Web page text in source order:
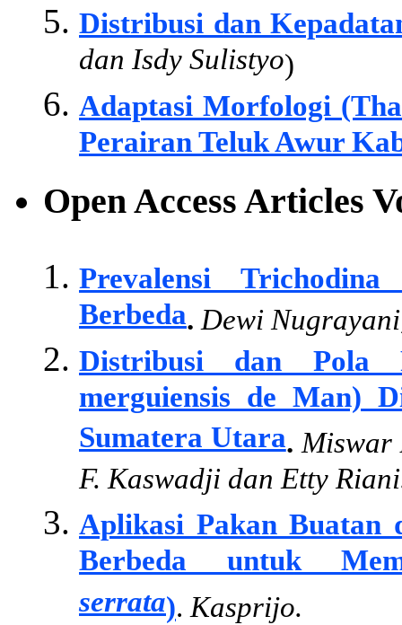
Distribusi dan
dan Isdy Sulistyo)
Adaptasi Morfologi
Perairan Teluk Awur
Open Access Articles
Prevalensi
Berbeda. Dewi
Distribusi dan Pola
merguiensis de Man)
Sumatera Utara. Miswar
F. Kaswadji dan Etty
Aplikasi Pakan Buatan
Berbeda untuk
serrata). Kasprijo.